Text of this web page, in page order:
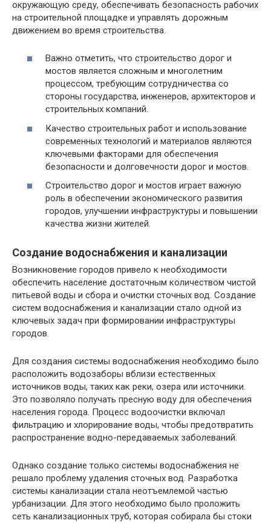
окружающую среду, обеспечивать безопасность рабочих
на строительной площадке и управлять дорожным
движением во время строительства.
Важно отметить, что строительство дорог и
мостов является сложным и многолетним
процессом, требующим сотрудничества со
стороны государства, инженеров, архитекторов и
строительных компаний.
Качество строительных работ и использование
современных технологий и материалов являются
ключевыми факторами для обеспечения
безопасности и долговечности дорог и мостов.
Строительство дорог и мостов играет важную
роль в обеспечении экономического развития
городов, улучшении инфраструктуры и повышении
качества жизни жителей.
Создание водоснабжения и канализации
Возникновение городов привело к необходимости
обеспечить население достаточным количеством чистой
питьевой воды и сбора и очистки сточных вод. Создание
систем водоснабжения и канализации стало одной из
ключевых задач при формировании инфраструктуры
городов.
Для создания системы водоснабжения необходимо было
расположить водозаборы вблизи естественных
источников воды, таких как реки, озера или источники.
Это позволяло получать пресную воду для обеспечения
населения города. Процесс водоочистки включал
фильтрацию и хлорирование воды, чтобы предотвратить
распространение водно-передаваемых заболеваний.
Однако создание только системы водоснабжения не
решало проблему удаления сточных вод. Разработка
системы канализации стала неотъемлемой частью
урбанизации. Для этого необходимо было проложить
сеть канализационных труб, которая собирала бы стоки